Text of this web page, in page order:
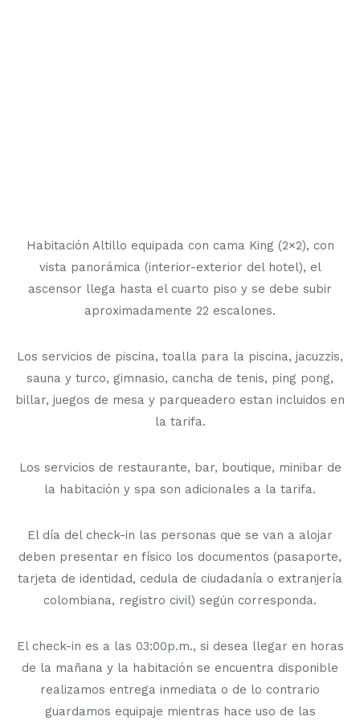
Habitación Altillo equipada con cama King (2×2), con
vista panorámica (interior-exterior del hotel), el
ascensor llega hasta el cuarto piso y se debe subir
aproximadamente 22 escalones.
Los servicios de piscina, toalla para la piscina, jacuzzis,
sauna y turco, gimnasio, cancha de tenis, ping pong,
billar, juegos de mesa y parqueadero estan incluidos en
la tarifa.
Los servicios de restaurante, bar, boutique, minibar de
la habitación y spa son adicionales a la tarifa.
El día del check-in las personas que se van a alojar
deben presentar en físico los documentos (pasaporte,
tarjeta de identidad, cedula de ciudadanía o extranjería
colombiana, registro civil) según corresponda.
El check-in es a las 03:00p.m., si desea llegar en horas
de la mañana y la habitación se encuentra disponible
realizamos entrega inmediata o de lo contrario
guardamos equipaje mientras hace uso de las